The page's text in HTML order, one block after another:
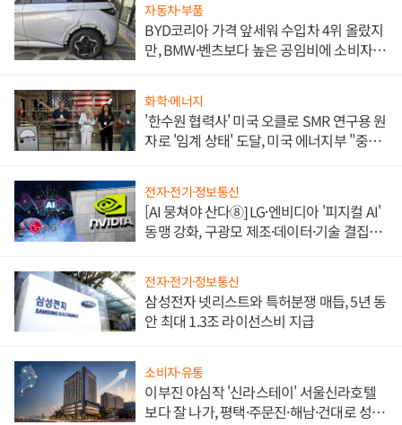
자동차·부품
BYD코리아 가격 앞세워 수입차 4위 올랐지
만, BMW·벤츠보다 높은 공임비에 소비자
화학·에너지
'한수원 협력사' 미국 오클로 SMR 연구용 원
자로 '임계 상태' 도달, 미국 에너지부 "중요
전자·전기·정보통신
[AI 뭉쳐야 산다⑧] LG·엔비디아 '피지컬 AI'
동맹 강화, 구광모 제조·데이터·기술 결집
전자·전기·정보통신
삼성전자 넷리스트와 특허분쟁 매듭, 5년 동
안 최대 1.3조 라이선스비 지급
소비자·유통
이부진 야심작 '신라스테이' 서울신라호텔
보다 잘 나가, 평택·주문진·해남·건대로 성